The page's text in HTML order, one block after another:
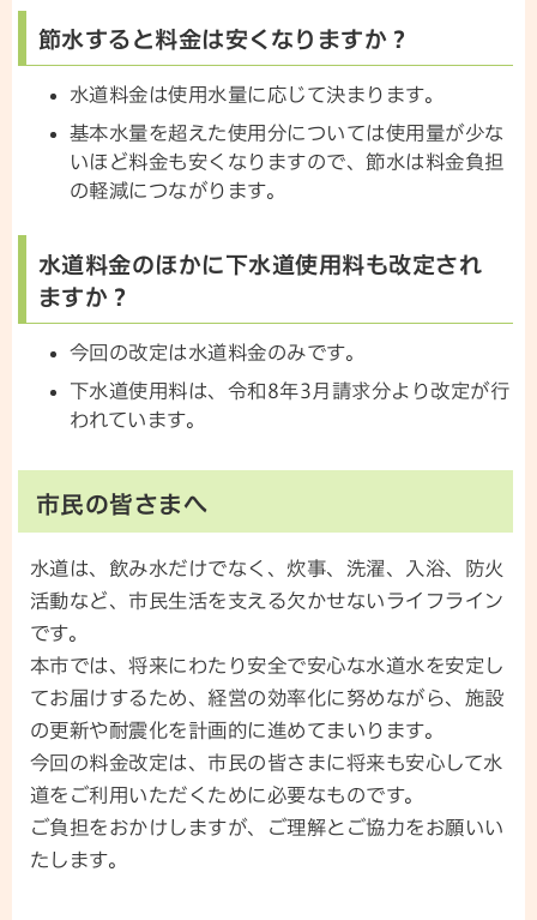
節水すると料金は安くなりますか？
水道料金は使用水量に応じて決まります。
基本水量を超えた使用分については使用量が少な
いほど料金も安くなりますので、節水は料金負担
の軽減につながります。
水道料金のほかに下水道使用料も改定され
ますか？
今回の改定は水道料金のみです。
下水道使用料は、令和8年3月請求分より改定が行
われています。
市民の皆さまへ
水道は、飲み水だけでなく、炊事、洗濯、入浴、防火
活動など、市民生活を支える欠かせないライフライン
です。
本市では、将来にわたり安全で安心な水道水を安定し
てお届けするため、経営の効率化に努めながら、施設
の更新や耐震化を計画的に進めてまいります。
今回の料金改定は、市民の皆さまに将来も安心して水
道をご利用いただくために必要なものです。
ご負担をおかけしますが、ご理解とご協力をお願いい
たします。